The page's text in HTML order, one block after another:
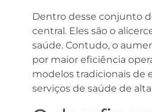
Dentro desse conjunto
central. Eles são o
saúde. Contudo, o
por maior eficiência
modelos tradicionais de
serviços de saúde de